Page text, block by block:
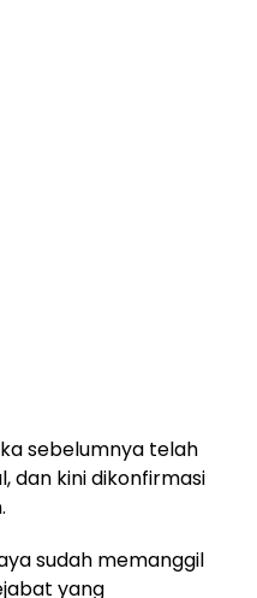
sebelumnya telah
dan kini dikonfirmasi
sudah memanggil
yang